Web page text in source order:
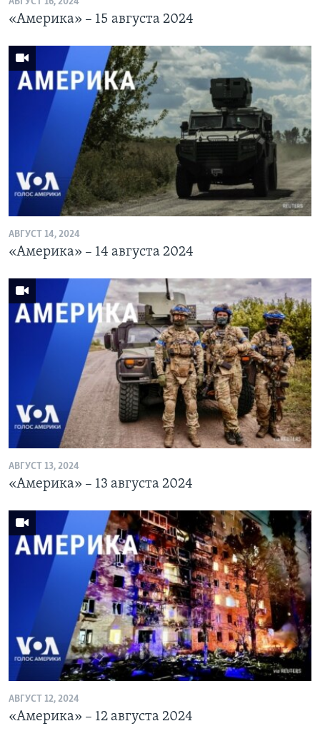
«Америка» – 15 августа 2024
АВГУСТ 14, 2024
«Америка» – 14 августа 2024
АВГУСТ 13, 2024
«Америка» – 13 августа 2024
АВГУСТ 12, 2024
«Америка» – 12 августа 2024